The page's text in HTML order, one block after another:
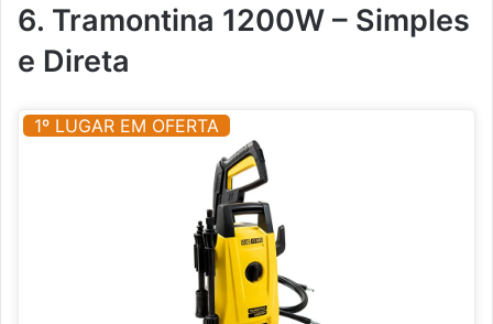
6. Tramontina 1200W – Simples
e Direta
1º LUGAR EM OFERTA